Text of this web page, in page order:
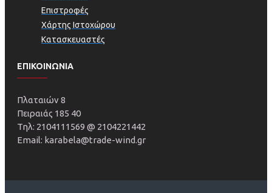
Επιστροφές
Χάρτης Ιστοχώρου
Κατασκευαστές
ΕΠΙΚΟΙΝΩΝΙΑ
Πλαταιών 8
Πειραιάς 185 40
Τηλ: 2104111569 @ 2104221442
Email: karabela@trade-wind.gr